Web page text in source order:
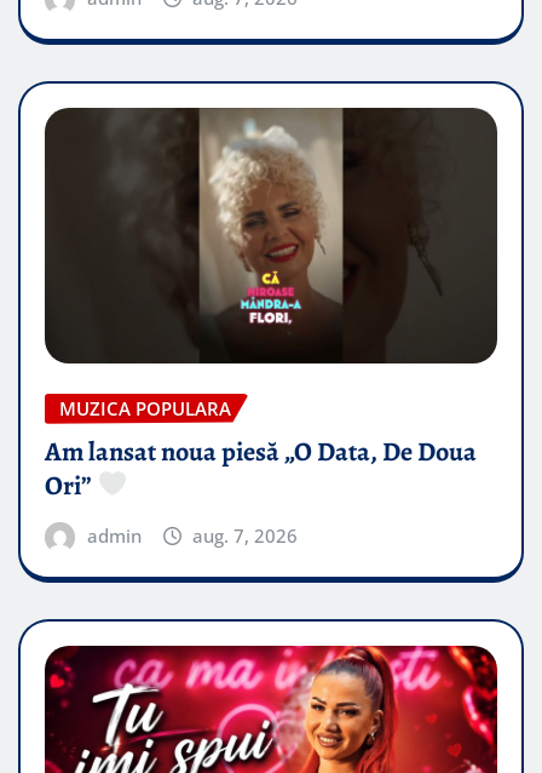
MUZICA POPULARA
Am lansat noua piesă „O Data, De Doua
Ori”
admin aug. 7, 2026